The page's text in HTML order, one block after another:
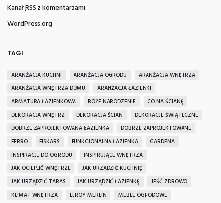
KanałRSSz komentarzami
WordPress.org
TAGI
ARANŻACJA KUCHNI ARANŻACJA OGRODU
ARANŻACJA WNĘTRZA
ARANŻACJA WNĘTRZA DOMU
ARANŻACJA ŁAZIENKI
ARMATURA ŁAZIENKOWA
BOŻE NARODZENIE
CO NA ŚCIANĘ
DEKORACJA WNĘTRZ
DEKORACJA ŚCIAN
DEKORACJE ŚWIĄTECZNE
DOBRZE ZAPROJEKTOWANA ŁAZIENKA
DOBRZE ZAPROJEKTOWANE
FERRO
FISKARS FUNKCJONALNA ŁAZIENKA
GARDENA
INSPIRACJE DO OGRODU
INSPIRUJĄCE WNĘTRZA
JAK OCIEPLIĆ WNĘTRZE
JAK URZĄDZIĆ KUCHNIĘ
JAK URZĄDZIĆ TARAS
JAK URZĄDZIĆ ŁAZIENKĘ
JEŚĆ ZDROWO
KLIMAT WNĘTRZA
LEROY MERLIN
MEBLE OGRODOWE